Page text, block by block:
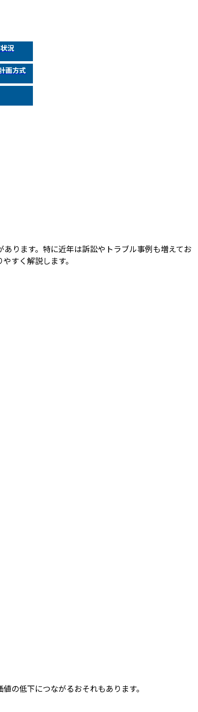
況
画方式
ります。特に近年は訴訟やトラブル事例も増えてお
すく解説します。
の低下につながるおそれもあります。